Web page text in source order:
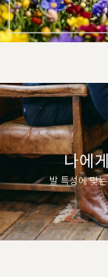
나에
발 특성에 맞